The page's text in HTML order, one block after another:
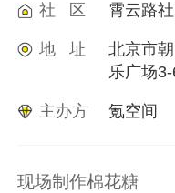
社 区 霄云路
地 址
北京市
乐广场
主办方 氪空间
现场制作棉花糖